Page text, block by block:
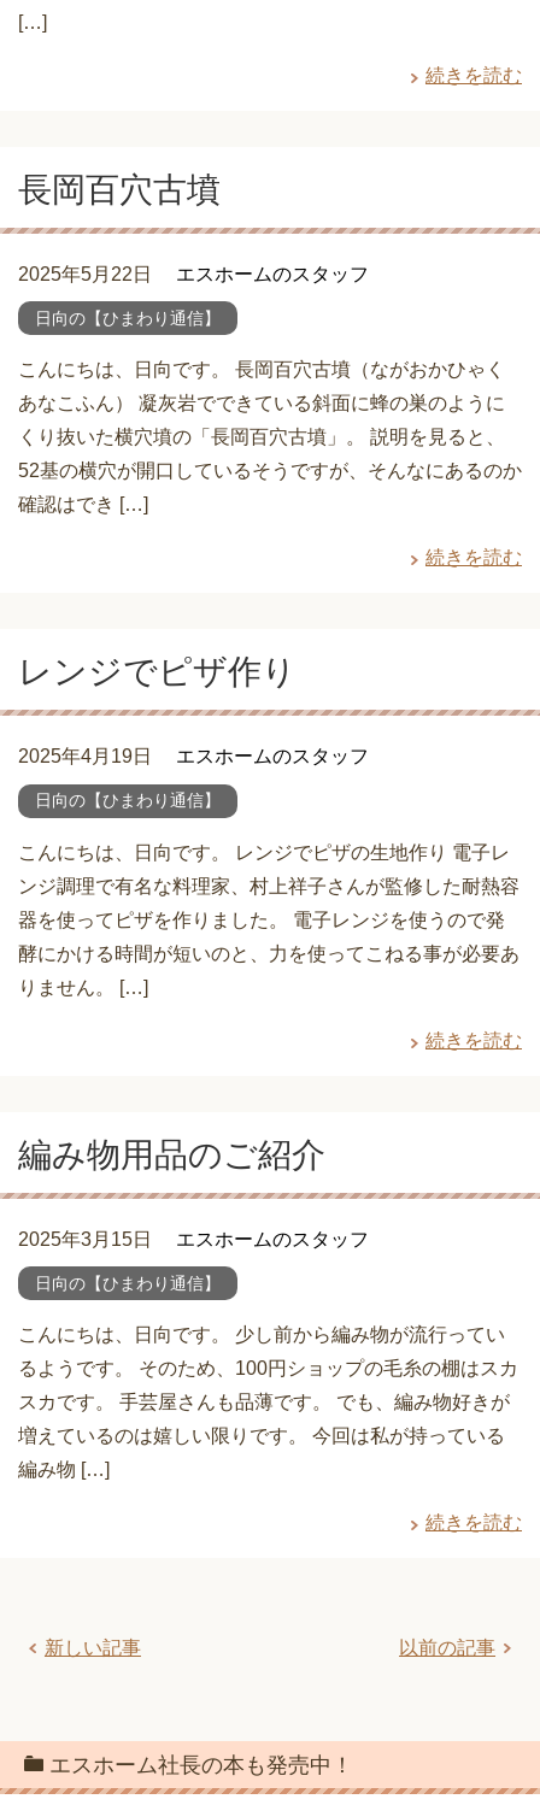
[…]
続きを読む
長岡百穴古墳
2025年5月22日 エスホームのスタッフ
日向の【ひまわり通信】
こんにちは、日向です。 長岡百穴古墳（ながおかひゃく
あなこふん） 凝灰岩でできている斜面に蜂の巣のように
くり抜いた横穴墳の「長岡百穴古墳」。 説明を見ると、
52基の横穴が開口しているそうですが、そんなにあるのか
確認はでき […]
続きを読む
レンジでピザ作り
2025年4月19日 エスホームのスタッフ
日向の【ひまわり通信】
こんにちは、日向です。 レンジでピザの生地作り 電子レ
ンジ調理で有名な料理家、村上祥子さんが監修した耐熱容
器を使ってピザを作りました。 電子レンジを使うので発
酵にかける時間が短いのと、力を使ってこねる事が必要あ
りません。 […]
続きを読む
編み物用品のご紹介
2025年3月15日 エスホームのスタッフ
日向の【ひまわり通信】
こんにちは、日向です。 少し前から編み物が流行ってい
るようです。 そのため、100円ショップの毛糸の棚はスカ
スカです。 手芸屋さんも品薄です。 でも、編み物好きが
増えているのは嬉しい限りです。 今回は私が持っている
編み物 […]
続きを読む
以前の記事
新しい記事
エスホーム社長の本も発売中！